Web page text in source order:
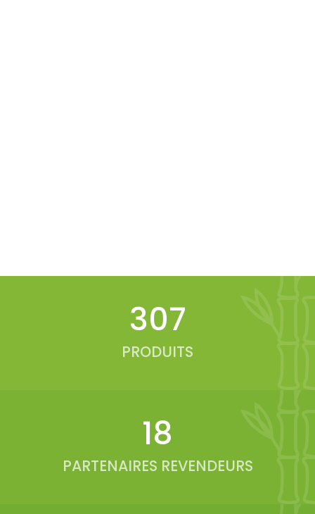
337
PRODUITS
19
PARTENAIRES REVENDEURS